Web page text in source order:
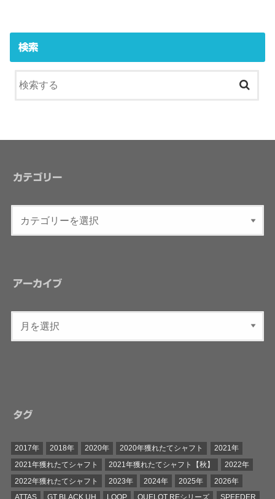
検索
カテゴリー
アーカイブ
タグ
2017年 2018年 2020年 2020年獲れたてシャフト
2021年
2021年獲れたてシャフト
2021年獲れたてシャフト【秋】
2022年
2022年獲れたてシャフト
2023年 2024年 2025年
2026年
ATTAS
GT BLACK UH LOOP QUELOT REシリーズ
SPEEDER